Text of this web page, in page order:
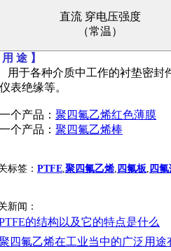
直流 穿电压强度
（常温）
用 途 】
于各种介质中工作的衬垫密封
表绝缘等。
个产品： 聚四氟乙烯红色薄膜
个产品： 聚四氟乙烯棒
标签： PTFE,聚四氟乙烯, 四氟板, 四
新闻：
的结构以及它的特点是什么
四氟乙烯在工业当中的广泛用途